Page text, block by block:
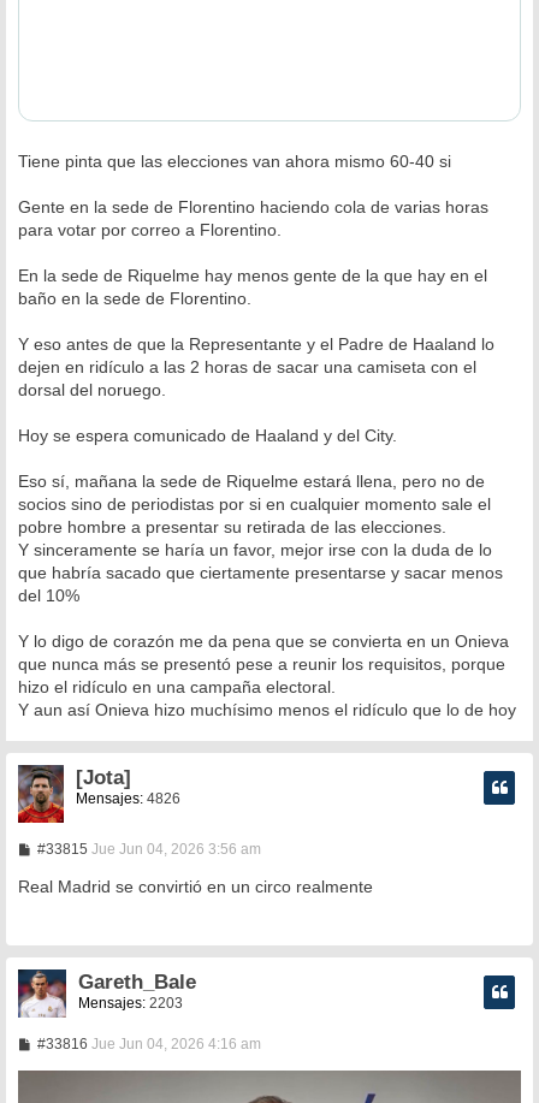
Tiene pinta que las elecciones van ahora mismo 60-40 si
Gente en la sede de Florentino haciendo cola de varias horas
para votar por correo a Florentino.
En la sede de Riquelme hay menos gente de la que hay en el
baño en la sede de Florentino.
Y eso antes de que la Representante y el Padre de Haaland lo
dejen en ridículo a las 2 horas de sacar una camiseta con el
dorsal del noruego.
Hoy se espera comunicado de Haaland y del City.
Eso sí, mañana la sede de Riquelme estará llena, pero no de
socios sino de periodistas por si en cualquier momento sale el
pobre hombre a presentar su retirada de las elecciones.
Y sinceramente se haría un favor, mejor irse con la duda de lo
que habría sacado que ciertamente presentarse y sacar menos
del 10%
Y lo digo de corazón me da pena que se convierta en un Onieva
que nunca más se presentó pese a reunir los requisitos, porque
hizo el ridículo en una campaña electoral.
Y aun así Onieva hizo muchísimo menos el ridículo que lo de hoy
[Jota]
Mensajes:4826
#33815M
n
e
Jue Jun 04, 2026 3:56 am
Real Madrid se convirtió en un circo realmente
Gareth_Bale
Mensajes: 2203
#33816MJue Jun 04, 2026 4:16 am